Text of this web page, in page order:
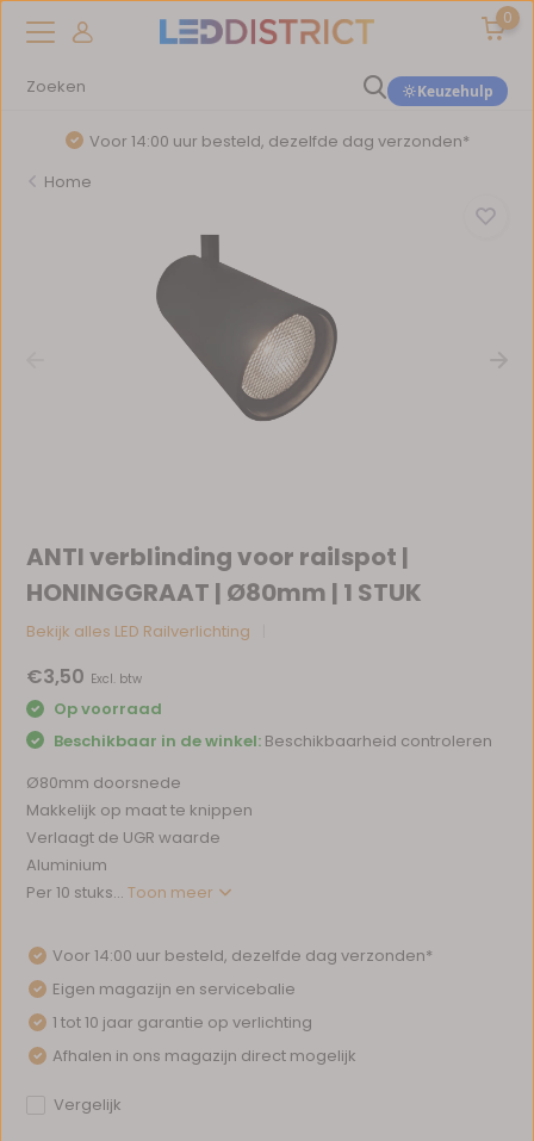
0
Keuzehulp
Voor 14:00 uur besteld, dezelfde dag verzonden*
Home
ANTI verblinding voor railspot |
HONINGGRAAT | Ø80mm | 1 STUK
Bekijk alles LED Railverlichting
€3,50 Excl. btw
Op voorraad
Beschikbaar in de winkel: Beschikbaarheid controleren
Ø80mm doorsnede
Makkelijk op maat te knippen
Verlaagt de UGR waarde
Aluminium
Per 10 stuks...Toon meer
Voor 14:00 uur besteld, dezelfde dag verzonden*
Eigen magazijn en servicebalie
1 tot 10 jaar garantie op verlichting
Afhalen in ons magazijn direct mogelijk
Vergelijk